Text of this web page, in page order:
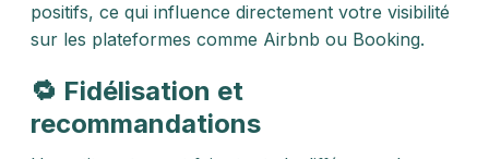
positifs, ce qui influence directement votre visibilité
sur les plateformes comme Airbnb ou Booking.
🔁 Fidélisation et
recommandations